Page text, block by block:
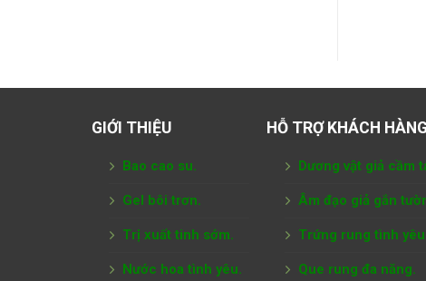
GIỚI THIỆU
Bao cao su.
Gel bôi trơn.
Trị xuất tinh sớm.
Nước hoa tình yêu.
HỖ TRỢ KHÁCH HÀNG
Dương vật giả cầm
Âm đạo giả gắn
Trứng rung tình
Que rung đa năng.